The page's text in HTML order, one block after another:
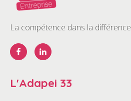
La compétence dans la différence
L'Adapei 33